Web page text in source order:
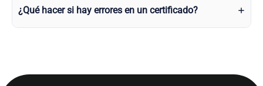
¿Qué hacer si hay errores en un certificado?